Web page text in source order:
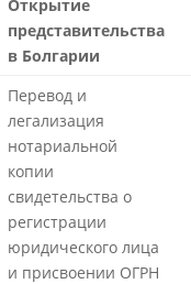
Открытие
представительства
в Болгарии
Перевод и
легализация
нотариальной
копии
свидетельства о
регистрации
юридического лица
и присвоении ОГРН